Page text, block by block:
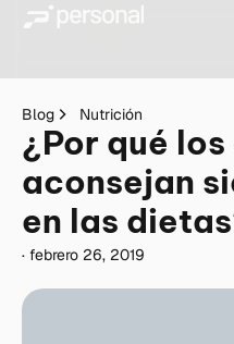
Blog Nutrición
¿Por qué
aconsejan
en las
· febrero 26, 2019